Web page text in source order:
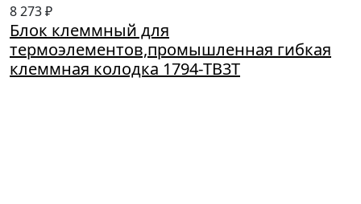
8 273 ₽
Блок клеммный для
термоэлементов,промышленная гибкая
клеммная колодка 1794-TB3T